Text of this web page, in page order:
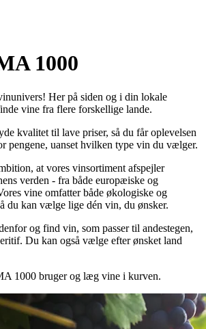
1000
Her på siden og i din lokale
vine fra flere forskellige lande.
kvalitet til lave priser, så du får oplevelsen
pengene, uanset hvilken type vin du vælger.
at vores vinsortiment afspejler
verden - fra både europæiske og
vine omfatter både økologiske og
du kan vælge lige dén vin, du ønsker.
og find vin, som passer til andestegen,
Du kan også vælge efter ønsket land
1000 bruger og læg vine i kurven.